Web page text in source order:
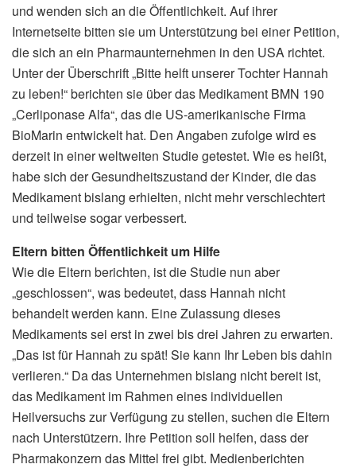
und wenden sich an die Öffentlichkeit. Auf ihrer
Internetseite bitten sie um Unterstützung bei einer Petition,
die sich an ein Pharmaunternehmen in den USA richtet.
Unter der Überschrift „Bitte helft unserer Tochter Hannah
zu leben!“ berichten sie über das Medikament BMN 190
„Cerliponase Alfa“, das die US-amerikanische Firma
BioMarin entwickelt hat. Den Angaben zufolge wird es
derzeit in einer weltweiten Studie getestet. Wie es heißt,
habe sich der Gesundheitszustand der Kinder, die das
Medikament bislang erhielten, nicht mehr verschlechtert
und teilweise sogar verbessert.
Eltern bitten Öffentlichkeit um Hilfe
Wie die Eltern berichten, ist die Studie nun aber
„geschlossen“, was bedeutet, dass Hannah nicht
behandelt werden kann. Eine Zulassung dieses
Medikaments sei erst in zwei bis drei Jahren zu erwarten.
„Das ist für Hannah zu spät! Sie kann Ihr Leben bis dahin
verlieren.“ Da das Unternehmen bislang nicht bereit ist,
das Medikament im Rahmen eines individuellen
Heilversuchs zur Verfügung zu stellen, suchen die Eltern
nach Unterstützern. Ihre Petition soll helfen, dass der
Pharmakonzern das Mittel frei gibt. Medienberichten